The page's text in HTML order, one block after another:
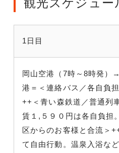
1日目
岡山空港（7時～8時発
港＝＜連絡バス／各自負
++＜青い森鉄道／普通列
賃１,５９０円は各自負担
区からのお客様と合流 ＞
て自由行動。温泉入浴な